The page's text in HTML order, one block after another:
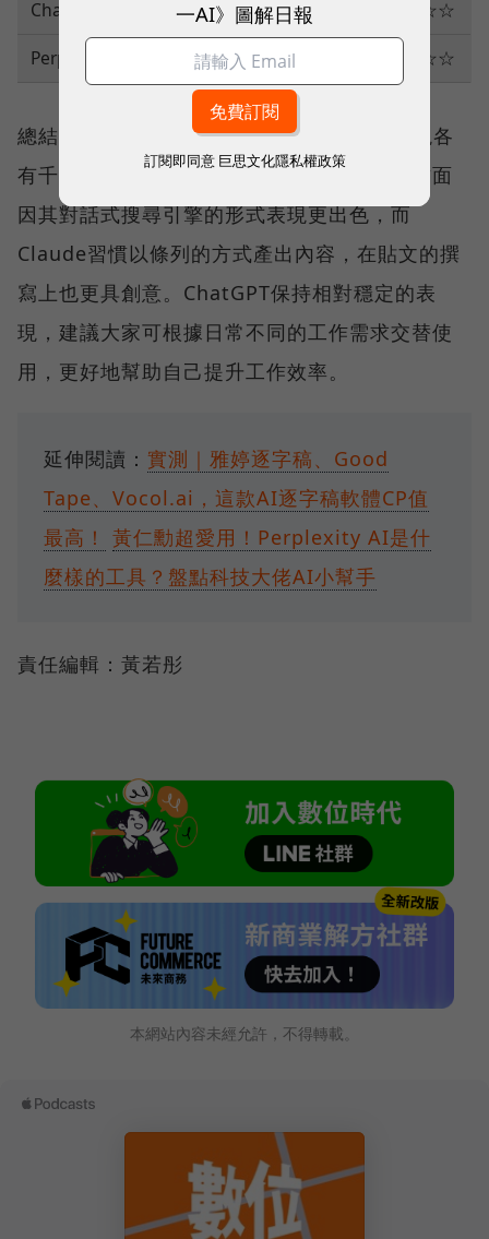
ChatGPT ★★★☆☆ ★★★☆☆
★★★☆☆
Perplexity
★★★★★ ★★★☆☆ ★★★☆☆
總結來說，這三款AI工具在不同功能上的表現各
有千秋。Perplexity在資料整理和文本理解方面
因其對話式搜尋引擎的形式表現更出色，而
Claude習慣以條列的方式產出內容，在貼文的撰
寫上也更具創意。ChatGPT保持相對穩定的表
現，建議大家可根據日常不同的工作需求交替使
用，更好地幫助自己提升工作效率。
延伸閱讀： 實測｜雅婷逐字稿、Good
Tape、Vocol.ai，這款AI逐字稿軟體CP值
最高！
黃仁勳超愛用！Perplexity AI是什
麼樣的工具？盤點科技大佬AI小幫手
責任編輯：黃若彤
本網站內容未經允許，不得轉載。
一AI》圖解日報
訂閱即同意 巨思文化隱私權政策